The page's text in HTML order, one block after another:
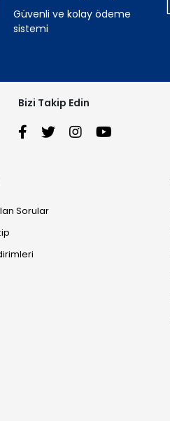
Güvenli ve kolay ödeme
sistemi
Bizi Takip Edin
Sorular